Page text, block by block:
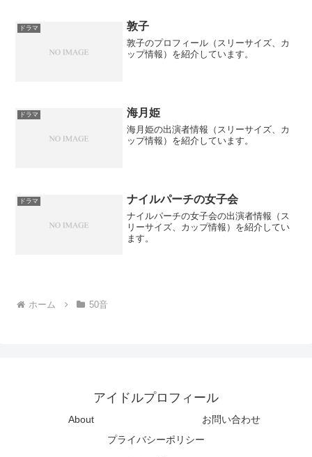
ドラマ 敦子
敦子のプロフィール（スリーサイズ、カ
ップ情報）を紹介しています。
ドラマ 海月姫
海月姫の出演者情報（スリーサイズ、カ
ップ情報）を紹介しています。
ドラマ ナイルパーチの女子会
ナイルパーチの女子会の出演者情報（ス
リーサイズ、カップ情報）を紹介してい
ます。
ホーム 50音
アイドルプロフィール
About
お問い合わせ
プライバシーポリシー